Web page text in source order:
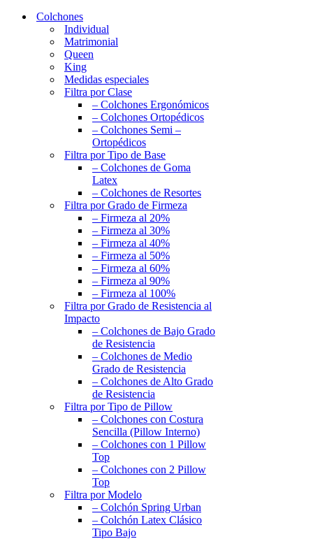
Colchones
Individual
Matrimonial
Queen
King
Medidas especiales
Filtra por Clase
– Colchones Ergonómicos
– Colchones Ortopédicos
– Colchones Semi –
Ortopédicos
Filtra por Tipo de Base
– Colchones de Goma
Latex
– Colchones de Resortes
Filtra por Grado de Firmeza
– Firmeza al 20%
– Firmeza al 30%
– Firmeza al 40%
– Firmeza al 50%
– Firmeza al 60%
– Firmeza al 90%
– Firmeza al 100%
Filtra por Grado de Resistencia al
Impacto
– Colchones de Bajo Grado
de Resistencia
– Colchones de Medio
Grado de Resistencia
– Colchones de Alto Grado
de Resistencia
Filtra por Tipo de Pillow
– Colchones con Costura
Sencilla (Pillow Interno)
– Colchones con 1 Pillow
Top
– Colchones con 2 Pillow
Top
Filtra por Modelo
– Colchón Spring Urban
– Colchón Latex Clásico
Tipo Bajo